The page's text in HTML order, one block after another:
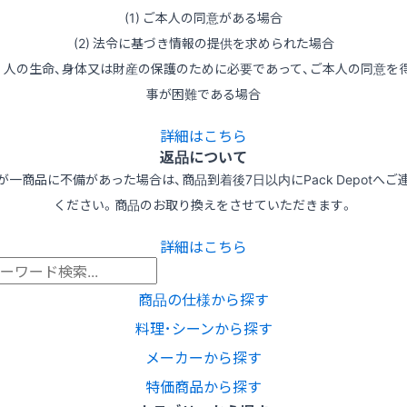
(1) ご本人の同意がある場合
(2) 法令に基づき情報の提供を求められた場合
の生命、身体又は財産の保護のために必要であって、ご本人の同意を
事が困難である場合
詳細はこちら
返品について
一商品に不備があった場合は、商品到着後7日以内にPack Depotへご
ください。商品のお取り換えをさせていただきます。
詳細はこちら
商品の仕様から探す
料理･シーンから探す
メーカーから探す
特価商品から探す